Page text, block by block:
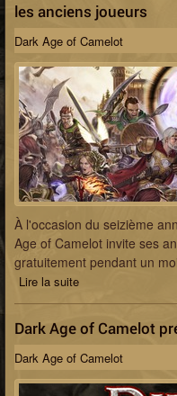
les anciens joueurs
Dark Age of Camelot
À l'occasion du seizième
Age of Camelot invite ses
gratuitement pendant un
Lire la suite
Dark Age of Camelot
Dark Age of Camelot